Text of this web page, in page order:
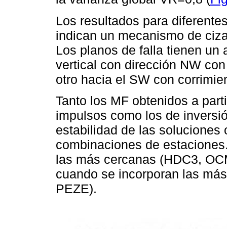
Los resultados para
indican un mecanismo de
Los planos de falla tienen un
vertical con dirección NW
otro hacia el SW con
Tanto los MF obtenidos a
impulsos como los de
estabilidad de las soluciones
combinaciones de
las más cercanas (HDC3,
cuando se incorporan las
PEZE).